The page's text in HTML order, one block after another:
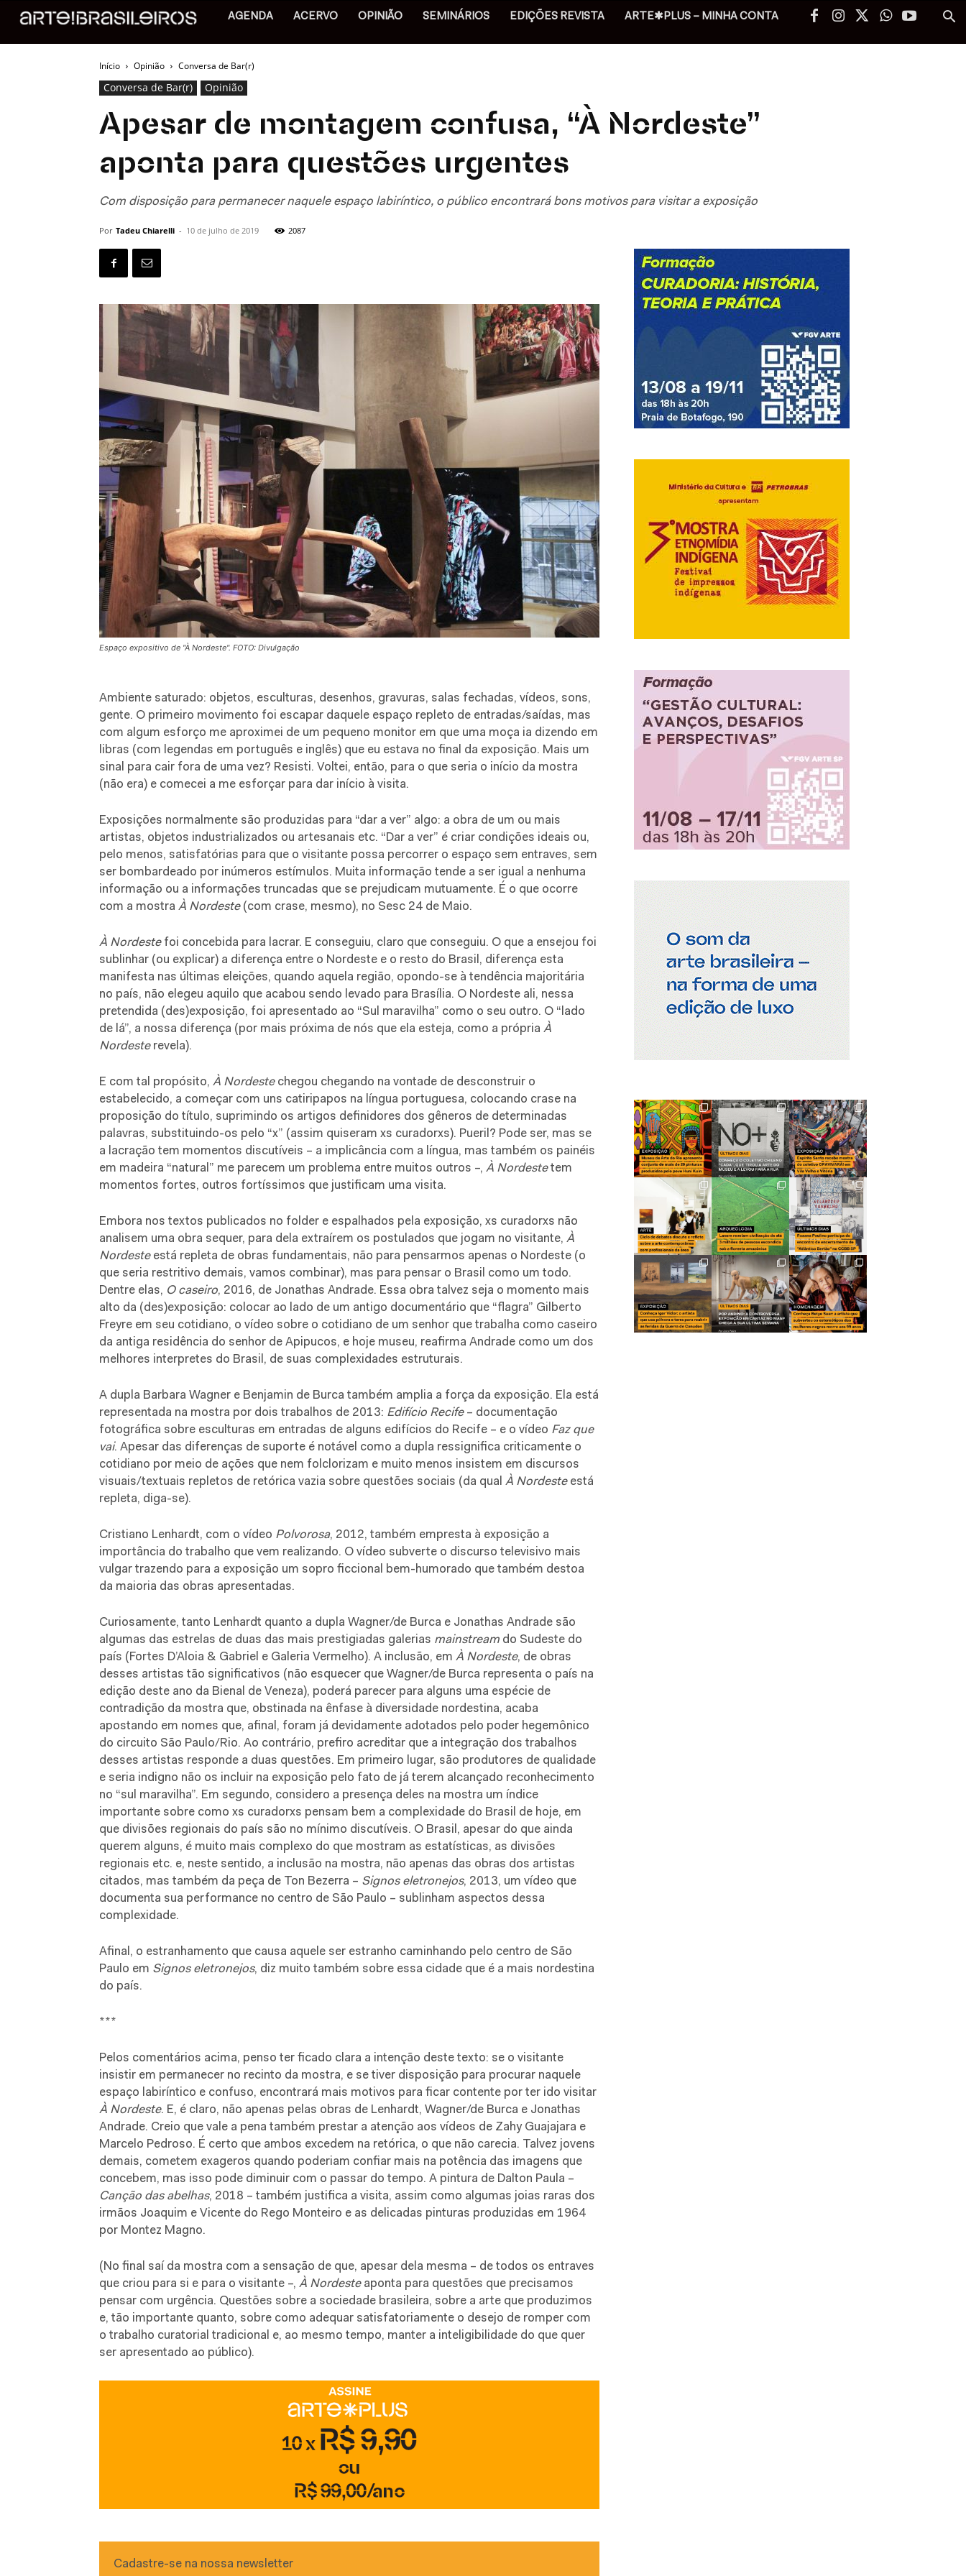
AGENDA ACERVO OPINIÃO SEMINÁRIOS EDIÇÕES REVISTA ARTE✱PLUS – MINHA CONTA
Início Opinião Conversa de Bar(r)
Conversa de Bar(r) Opinião
Apesar de montagem confusa, “À Nordeste”
aponta para questões urgentes
Com disposição para permanecer naquele espaço labiríntico, o público encontrará bons motivos para visitar a exposição
Por Tadeu Chiarelli - 10 de julho de 2019 2087
Espaço expositivo de "À Nordeste". FOTO: Divulgação
Ambiente saturado: objetos, esculturas, desenhos, gravuras, salas fechadas, vídeos, sons,
gente. O primeiro movimento foi escapar daquele espaço repleto de entradas/saídas, mas
com algum esforço me aproximei de um pequeno monitor em que uma moça ia dizendo em
libras (com legendas em português e inglês) que eu estava no final da exposição. Mais um
sinal para cair fora de uma vez? Resisti. Voltei, então, para o que seria o início da mostra
(não era) e comecei a me esforçar para dar início à visita.
Exposições normalmente são produzidas para “dar a ver” algo: a obra de um ou mais
artistas, objetos industrializados ou artesanais etc. “Dar a ver” é criar condições ideais ou,
pelo menos, satisfatórias para que o visitante possa percorrer o espaço sem entraves, sem
ser bombardeado por inúmeros estímulos. Muita informação tende a ser igual a nenhuma
informação ou a informações truncadas que se prejudicam mutuamente. É o que ocorre
com a mostra À Nordeste(com crase, mesmo), no Sesc 24 de Maio.
À Nordeste foi concebida para lacrar. E conseguiu, claro que conseguiu. O que a ensejou foi
sublinhar (ou explicar) a diferença entre o Nordeste e o resto do Brasil, diferença esta
manifesta nas últimas eleições, quando aquela região, opondo-se à tendência majoritária
no país, não elegeu aquilo que acabou sendo levado para Brasília. O Nordeste ali, nessa
pretendida (des)exposição, foi apresentado ao “Sul maravilha” como o seu outro. O “lado
de lá”, a nossa diferença (por mais próxima de nós que ela esteja, como a própria À
Nordesterevela).
E com tal propósito, À Nordeste chegou chegando na vontade de desconstruir o
estabelecido, a começar com uns catiripapos na língua portuguesa, colocando crase na
proposição do título, suprimindo os artigos definidores dos gêneros de determinadas
palavras, substituindo-os pelo “x” (assim quiseram xs curadorxs). Pueril? Pode ser, mas se
a lacração tem momentos discutíveis – a implicância com a língua, mas também os painéis
em madeira “natural” me parecem um problema entre muitos outros –, À Nordestetem
momentos fortes, outros fortíssimos que justificam uma visita.
Embora nos textos publicados no folder e espalhados pela exposição, xs curadorxs não
analisem uma obra sequer, para dela extraírem os postulados que jogam no visitante, À
Nordesteestá repleta de obras fundamentais, não para pensarmos apenas o Nordeste (o
que seria restritivo demais, vamos combinar), mas para pensar o Brasil como um todo.
Dentre elas, O caseiro, 2016, de Jonathas Andrade. Essa obra talvez seja o momento mais
alto da (des)exposição: colocar ao lado de um antigo documentário que “flagra” Gilberto
Freyre em seu cotidiano, o vídeo sobre o cotidiano de um senhor que trabalha como caseiro
da antiga residência do senhor de Apipucos, e hoje museu, reafirma Andrade como um dos
melhores interpretes do Brasil, de suas complexidades estruturais.
A dupla Barbara Wagner e Benjamin de Burca também amplia a força da exposição. Ela está
representada na mostra por dois trabalhos de 2013: Edifício Recife– documentação
fotográfica sobre esculturas em entradas de alguns edifícios do Recife – e o vídeo Faz que
vai. Apesar das diferenças de suporte é notável como a dupla ressignifica criticamente o
cotidiano por meio de ações que nem folclorizam e muito menos insistem em discursos
visuais/textuais repletos de retórica vazia sobre questões sociais (da qual À Nordesteestá
repleta, diga-se).
Cristiano Lenhardt, com o vídeo Polvorosa, 2012, também empresta à exposição a
importância do trabalho que vem realizando. O vídeo subverte o discurso televisivo mais
vulgar trazendo para a exposição um sopro ficcional bem-humorado que também destoa
da maioria das obras apresentadas.
Curiosamente, tanto Lenhardt quanto a dupla Wagner/de Burca e Jonathas Andrade são
algumas das estrelas de duas das mais prestigiadas galerias mainstream do Sudeste do
país (Fortes D’Aloia & Gabriel e Galeria Vermelho). A inclusão, em À Nordeste, de obras
desses artistas tão significativos (não esquecer que Wagner/de Burca representa o país na
edição deste ano da Bienal de Veneza), poderá parecer para alguns uma espécie de
contradição da mostra que, obstinada na ênfase à diversidade nordestina, acaba
apostando em nomes que, afinal, foram já devidamente adotados pelo poder hegemônico
do circuito São Paulo/Rio. Ao contrário, prefiro acreditar que a integração dos trabalhos
desses artistas responde a duas questões. Em primeiro lugar, são produtores de qualidade
e seria indigno não os incluir na exposição pelo fato de já terem alcançado reconhecimento
no “sul maravilha”. Em segundo, considero a presença deles na mostra um índice
importante sobre como xs curadorxs pensam bem a complexidade do Brasil de hoje, em
que divisões regionais do país são no mínimo discutíveis. O Brasil, apesar do que ainda
querem alguns, é muito mais complexo do que mostram as estatísticas, as divisões
regionais etc. e, neste sentido, a inclusão na mostra, não apenas das obras dos artistas
citados, mas também da peça de Ton Bezerra – Signos eletronejos, 2013, um vídeo que
documenta sua performance no centro de São Paulo – sublinham aspectos dessa
complexidade.
Afinal, o estranhamento que causa aquele ser estranho caminhando pelo centro de São
Paulo em Signos eletronejos, diz muito também sobre essa cidade que é a mais nordestina
do país.
***
Pelos comentários acima, penso ter ficado clara a intenção deste texto: se o visitante
insistir em permanecer no recinto da mostra, e se tiver disposição para procurar naquele
espaço labiríntico e confuso, encontrará mais motivos para ficar contente por ter ido visitar
À Nordeste. E, é claro, não apenas pelas obras de Lenhardt, Wagner/de Burca e Jonathas
Andrade. Creio que vale a pena também prestar a atenção aos vídeos de Zahy Guajajara e
Marcelo Pedroso. É certo que ambos excedem na retórica, o que não carecia. Talvez jovens
demais, cometem exageros quando poderiam confiar mais na potência das imagens que
concebem, mas isso pode diminuir com o passar do tempo. A pintura de Dalton Paula –
Canção das abelhas, 2018 – também justifica a visita, assim como algumas joias raras dos
irmãos Joaquim e Vicente do Rego Monteiro e as delicadas pinturas produzidas em 1964
por Montez Magno.
(No final saí da mostra com a sensação de que, apesar dela mesma – de todos os entraves
que criou para si e para o visitante –, À Nordesteaponta para questões que precisamos
pensar com urgência. Questões sobre a sociedade brasileira, sobre a arte que produzimos
e, tão importante quanto, sobre como adequar satisfatoriamente o desejo de romper com
o trabalho curatorial tradicional e, ao mesmo tempo, manter a inteligibilidade do que quer
ser apresentado ao público).
Cadastre-se na nossa newsletter